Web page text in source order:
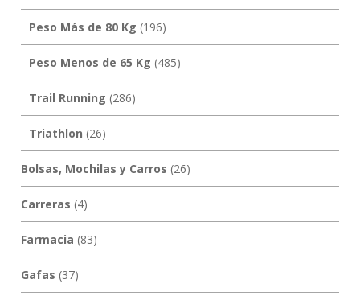
Peso Más de 80 Kg (196)
Peso Menos de 65 Kg (485)
Trail Running (286)
Triathlon (26)
Bolsas, Mochilas y Carros (26)
Carreras (4)
Farmacia (83)
Gafas (37)